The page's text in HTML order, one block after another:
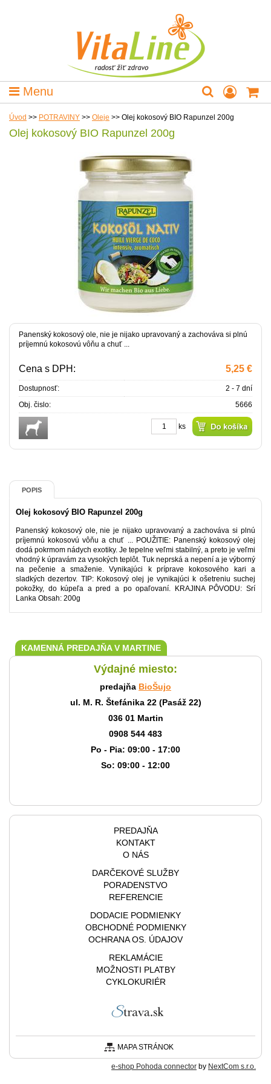
Menu
Úvod >> POTRAVINY >> Oleje >> Olej kokosový BIO Rapunzel 200g
Olej kokosový BIO Rapunzel 200g
Panenský kokosový ole, nie je nijako upravovaný a zachováva si plnú
príjemnú kokosovú vôňu a chuť ...
Cena s DPH: 5,25 €
Dostupnosť:
2 - 7 dní
Obj. čislo:
5666
ks
POPIS
Olej kokosový BIO Rapunzel 200g
Panenský kokosový ole, nie je nijako upravovaný a zachováva si plnú
príjemnú kokosovú vôňu a chuť ... POUŽITIE: Panenský kokosový olej
dodá pokrmom nádych exotiky. Je tepelne veľmi stabilný, a preto je veľmi
vhodný k úpravám za vysokých teplôt. Tuk neprská a nepení a je výborný
na pečenie a smaženie. Vynikajúci k príprave kokosového kari a
sladkých dezertov. TIP: Kokosový olej je vynikajúci k ošetreniu suchej
pokožky, do kúpeľa a pred a po opaľovaní. KRAJINA PÔVODU: Srí
Lanka Obsah: 200g
KAMENNÁ PREDAJŇA V MARTINE
Výdajné miesto:
predajňa BioŠujo
ul. M. R. Štefánika 22 (Pasáž 22)
036 01 Martin
0908 544 483
Po - Pia: 09:00 - 17:00
So: 09:00 - 12:00
PREDAJŇA
KONTAKT
O NÁS
DARČEKOVÉ SLUŽBY
PORADENSTVO
REFERENCIE
DODACIE PODMIENKY
OBCHODNÉ PODMIENKY
OCHRANA OS. ÚDAJOV
REKLAMÁCIE
MOŽNOSTI PLATBY
CYKLOKURIÉR
MAPA STRÁNOK
e-shop Pohoda connector by NextCom s.r.o.